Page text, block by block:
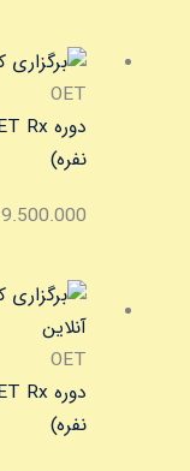
OET
نفره)
9.500.000
OET
نفره)